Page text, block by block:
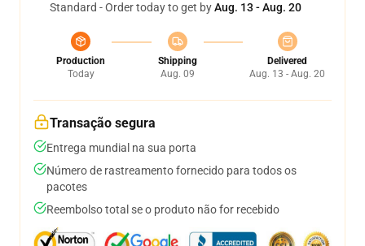
Standard - Order today to get byAug. 13 - Aug. 20
Production
Today
Shipping
Aug. 09
Delivered
Aug. 13 - Aug. 20
Transação segura
Entrega mundial na sua porta
Número de rastreamento fornecido para todos os
pacotes
Reembolso total se o produto não for recebido